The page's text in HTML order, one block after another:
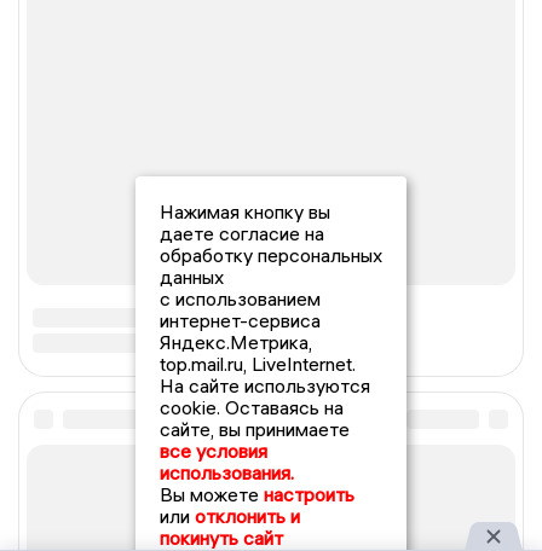
Нажимая кнопку вы
даете согласие на
обработку персональных
данных
с использованием
интернет-сервиса
Яндекс.Метрика,
top.mail.ru, LiveInternet.
На сайте используются
cookie. Оставаясь на
сайте, вы принимаете
все условия
использования.
Вы можете настроить
или отклонить и
покинуть сайт